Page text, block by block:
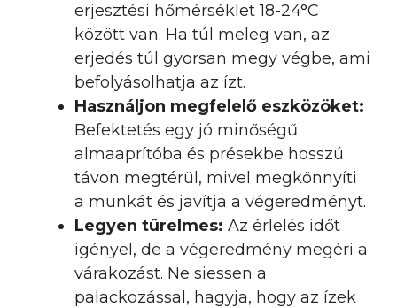
erjesztési hőmérséklet 18-24°C
között van. Ha túl meleg van, az
erjedés túl gyorsan megy végbe, ami
befolyásolhatja az ízt.
Használjon megfelelő eszközöket:
Befektetés egy jó minőségű
almaaprítóba és présekbe hosszú
távon megtérül, mivel megkönnyíti
a munkát és javítja a végeredményt.
Legyen türelmes: Az érlelés időt
igényel, de a végeredmény megéri a
várakozást. Ne siessen a
palackozással, hagyja, hogy az ízek